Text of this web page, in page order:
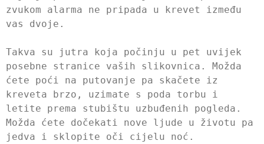
zvukom alarma ne pripada u krevet između
vas dvoje.
Takva su jutra koja počinju u pet uvijek
posebne stranice vaših slikovnica. Možda
ćete poći na putovanje pa skačete iz
kreveta brzo, uzimate s poda torbu i
letite prema stubištu uzbuđenih pogleda.
Možda ćete dočekati nove ljude u životu pa
jedva i sklopite oči cijelu noć.